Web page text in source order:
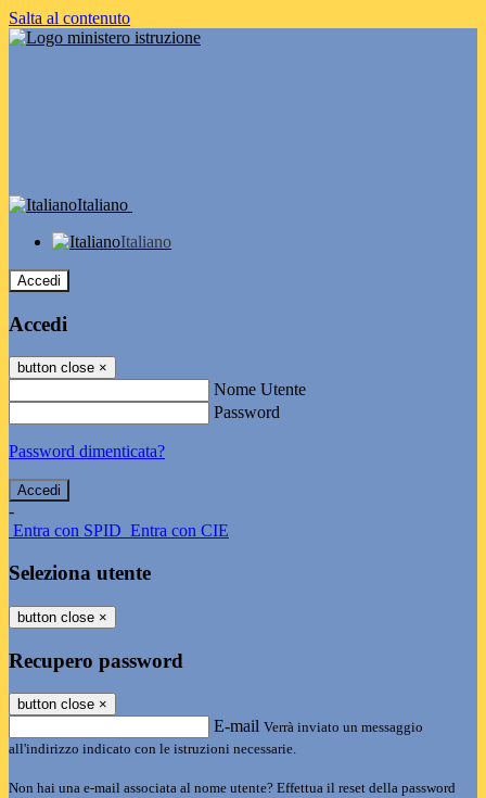
Salta al contenuto
Italiano
Italiano
Accedi
Accedi
button close ×
Nome Utente
Password
Password dimenticata?
-
Entra con SPID Entra con CIE
Seleziona utente
button close ×
Recupero password
button close ×
E-mail Verrà inviato un messaggio
all'indirizzo indicato con le istruzioni necessarie.
Non hai una e-mail associata al nome utente? Effettua il reset della password